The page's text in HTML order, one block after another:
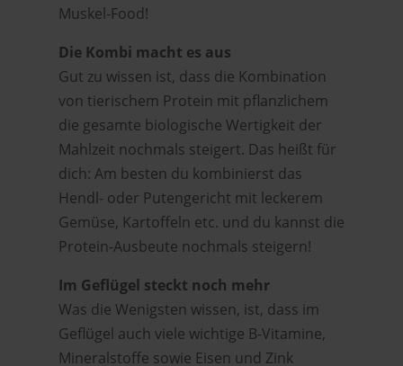
Muskel-Food!
Die Kombi macht es aus
Gut zu wissen ist, dass die Kombination
von tierischem Protein mit pflanzlichem
die gesamte biologische Wertigkeit der
Mahlzeit nochmals steigert. Das heißt für
dich: Am besten du kombinierst das
Hendl- oder Putengericht mit leckerem
Gemüse, Kartoffeln etc. und du kannst die
Protein-Ausbeute nochmals steigern!
Im Geflügel steckt noch mehr
Was die Wenigsten wissen, ist, dass im
Geflügel auch viele wichtige B-Vitamine,
Mineralstoffe sowie Eisen und Zink